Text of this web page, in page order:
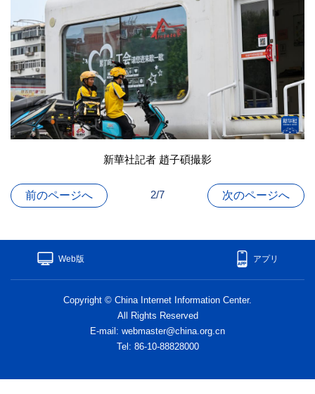
新華社記者 趙子碩撮影
前のページへ 2/7 次のページへ
Web版 アプリ
Copyright © China Internet Information Center.
All Rights Reserved
E-mail: webmaster@china.org.cn
Tel: 86-10-88828000